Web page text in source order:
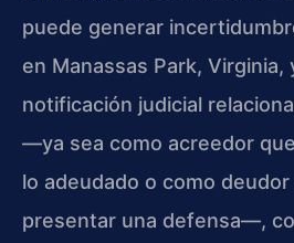
puede generar
en Manassas Park, Virginia,
notificación judicial
—ya sea como acreedor
lo adeudado o como
presentar una defensa—,